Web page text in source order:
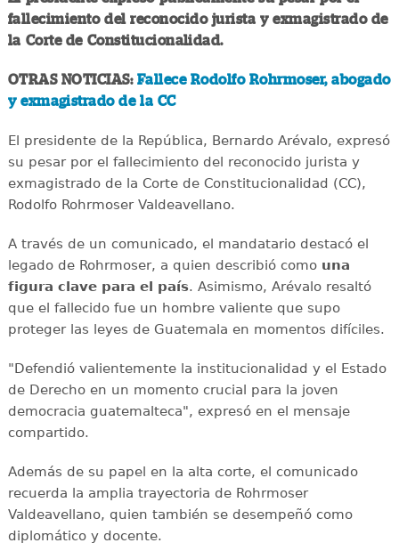
fallecimiento del reconocido jurista y exmagistrado de
la Corte de Constitucionalidad.
OTRAS NOTICIAS: Fallece Rodolfo Rohrmoser, abogado
y exmagistrado de la CC
El presidente de la República, Bernardo Arévalo, expresó
su pesar por el fallecimiento del reconocido jurista y
exmagistrado de la Corte de Constitucionalidad (CC),
Rodolfo Rohrmoser Valdeavellano.
A través de un comunicado, el mandatario destacó el
legado de Rohrmoser, a quien describió comouna
figura clave para el país. Asimismo, Arévalo resaltó
que el fallecido fue un hombre valiente que supo
proteger las leyes de Guatemala en momentos difíciles.
"Defendió valientemente la institucionalidad y el Estado
de Derecho en un momento crucial para la joven
democracia guatemalteca", expresó en el mensaje
compartido.
Además de su papel en la alta corte, el comunicado
recuerda la amplia trayectoria de Rohrmoser
Valdeavellano, quien también se desempeñó como
diplomático y docente.